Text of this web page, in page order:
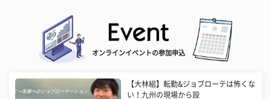
オンラインイベントの参加申込
【大林組】転勤&ジョブローテは怖くな
い！九州の現場から設